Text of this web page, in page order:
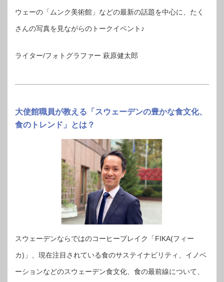
ウェーの「ムンク美術館」などの最新の話題を中心に、たく
さんの写真を見ながらのトークイベント♪
ライター/フォトグラファー 萩原健太郎
大使館職員が教える「スウェーデンの豊かな食文化、
食のトレンド」とは？
スウェーデンならではのコーヒーブレイク「FIKA(フィー
カ)」、現在注目されている食のサステイナビリティ、イノベ
ーションなどのスウェーデン食文化、食の最前線について、